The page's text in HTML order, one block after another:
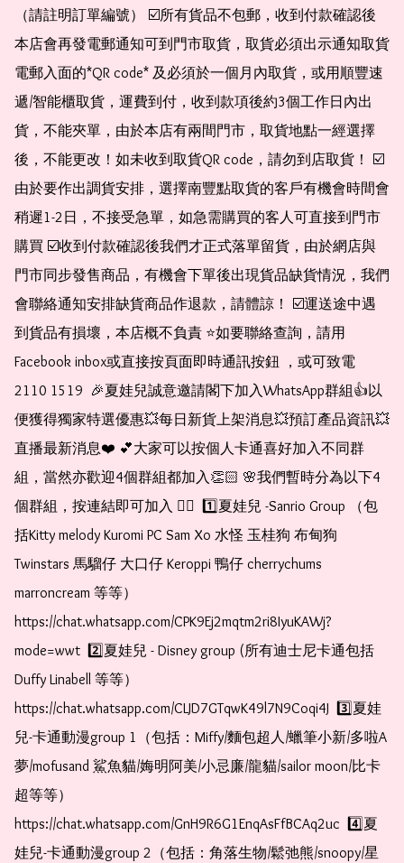
（請註明訂單編號） ☑️所有貨品不包郵，收到付款確認後
本店會再發電郵通知可到門市取貨，取貨必須出示通知取貨
電郵入面的*QR code* 及必須於一個月內取貨，或用順豐速
遞/智能櫃取貨，運費到付，收到款項後約3個工作日內出
貨，不能夾單，由於本店有兩間門市，取貨地點一經選擇
後，不能更改！如未收到取貨QR code，請勿到店取貨！ ☑️
由於要作出調貨安排，選擇南豐點取貨的客戶有機會時間會
稍遲1-2日，不接受急單，如急需購買的客人可直接到門市
購買 ☑️收到付款確認後我們才正式落單留貨，由於網店與
門市同步發售商品，有機會下單後出現貨品缺貨情況，我們
會聯絡通知安排缺貨商品作退款，請體諒！ ☑️運送途中遇
到貨品有損壞，本店概不負責 ⭐️如要聯絡查詢，請用
Facebook inbox或直接按頁面即時通訊按鈕 ，或可致電
2110 1519  🎉夏娃兒誠意邀請閣下加入WhatsApp群組👍以
便獲得獨家特選優惠💥每日新貨上架消息💥預訂產品資訊💥
直播最新消息❤️ 💕大家可以按個人卡通喜好加入不同群
組，當然亦歡迎4個群組都加入👏🏻 🌸我們暫時分為以下4
個群組，按連結即可加入 👇🏻  1️⃣夏娃兒 -Sanrio Group （包
括Kitty melody Kuromi PC Sam Xo 水怪 玉桂狗 布甸狗
Twinstars 馬騮仔 大口仔 Keroppi 鴨仔 cherrychums
marroncream 等等）
https://chat.whatsapp.com/CPK9Ej2mqtm2ri8IyuKAWj?
mode=wwt  2️⃣夏娃兒 - Disney group (所有迪士尼卡通包括
Duffy Linabell 等等）
https://chat.whatsapp.com/CLJD7GTqwK49l7N9Coqi4J  3️⃣夏娃
兒-卡通動漫group 1（包括：Miffy/麵包超人/蠟筆小新/多啦A
夢/mofusand 鯊魚貓/娒明阿美/小忌廉/龍貓/sailor moon/比卡
超等等）
https://chat.whatsapp.com/GnH9R6G1EnqAsFfBCAq2uc  4️⃣夏
娃兒-卡通動漫group 2（包括：角落生物/鬆弛熊/snoopy/星